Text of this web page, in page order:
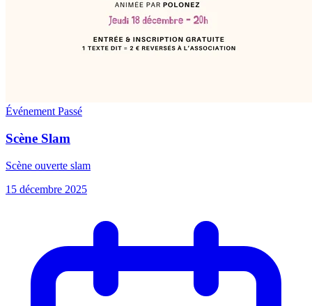
Événement Passé
Scène Slam
Scène ouverte slam
15 décembre 2025